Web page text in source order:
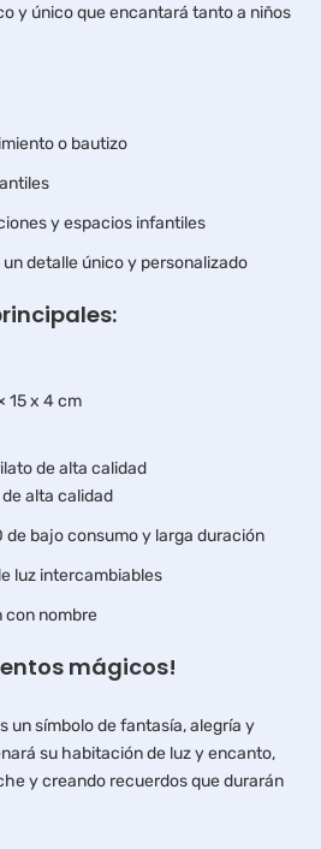
y único que encantará tanto a niños
o bautizo
y espacios infantiles
detalle único y personalizado
15 x 4 cm
de alta calidad
alta calidad
de bajo consumo y larga duración
luz intercambiables
con nombre
mágicos!
un símbolo de fantasía, alegría y
su habitación de luz y encanto,
y creando recuerdos que durarán